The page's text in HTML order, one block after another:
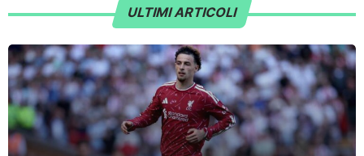
ULTIMI ARTICOLI